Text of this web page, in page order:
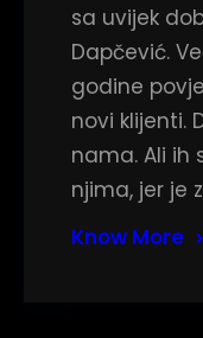
sa uvijek
Dapčević.
godine
novi klijenti.
nama. Ali ih
njima, jer je
Know More